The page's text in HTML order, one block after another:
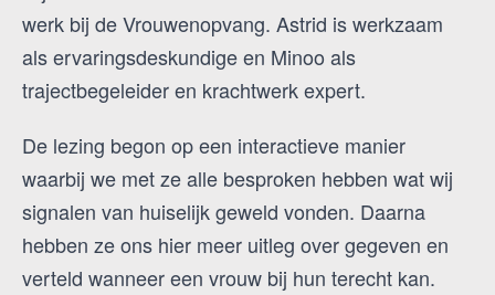
werk bij de Vrouwenopvang. Astrid is werkzaam
als ervaringsdeskundige en Minoo als
trajectbegeleider en krachtwerk expert.
De lezing begon op een interactieve manier
waarbij we met ze alle besproken hebben wat wij
signalen van huiselijk geweld vonden. Daarna
hebben ze ons hier meer uitleg over gegeven en
verteld wanneer een vrouw bij hun terecht kan.